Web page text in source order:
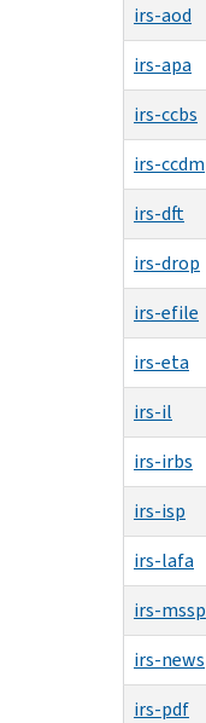
irs-aod
irs-apa
irs-ccbs
irs-ccdm
irs-dft
irs-drop
irs-efile
irs-eta
irs-il
irs-irbs
irs-isp
irs-lafa
irs-mssp
irs-news
irs-pdf